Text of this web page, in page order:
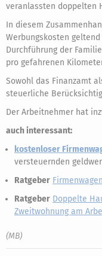
veranlassten doppelten
In diesem
Werbungskosten
Durchführung der
pro gefahrenen
Sowohl das Finanzamt
steuerliche
Der Arbeitnehmer hat
auch interessant:
kostenloser
versteuernden
Ratgeber
Ratgeber Doppelte
Zweitwohnung am
(MB)